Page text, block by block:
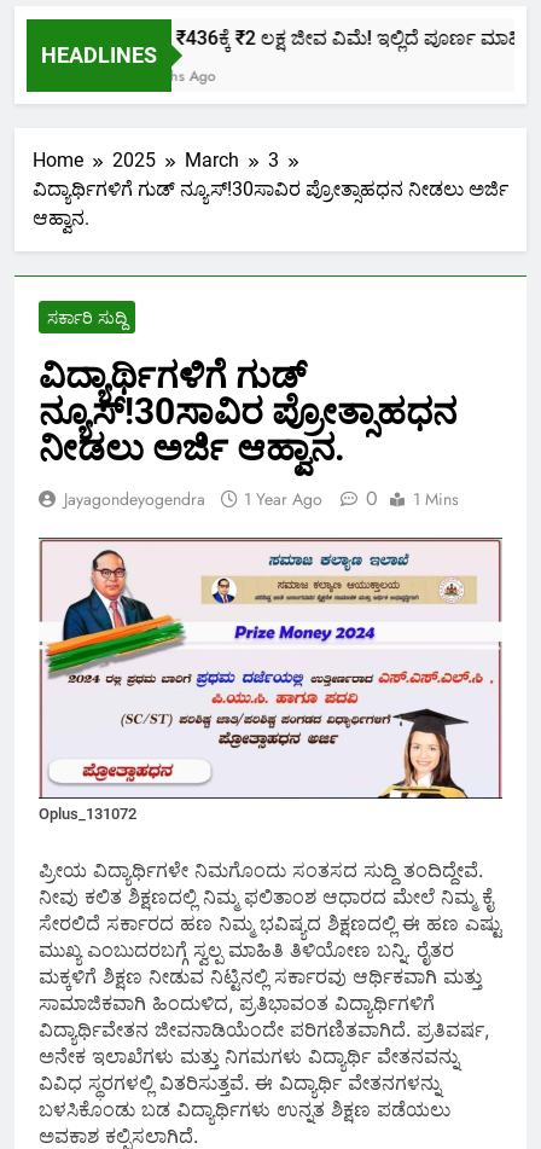
HEADLINES
ಕೇವಲ ₹436ಕ್ಕೆ ₹2 ಲಕ್ಷ ಜೀವ ವಿಮೆ! ಇಲ್ಲಿದೆ ಪೂರ್ಣ ಮಾಹಿತಿ.
2 Months Ago
Home 2025 March
3
ವಿದ್ಯಾರ್ಥಿಗಳಿಗೆ ಗುಡ್ ನ್ಯೂಸ್!30ಸಾವಿರ ಪ್ರೋತ್ಸಾಹಧನ ನೀಡಲು ಅರ್ಜಿ
ಆಹ್ವಾನ.
ಸರ್ಕಾರಿ ಸುದ್ದಿ
ವಿದ್ಯಾರ್ಥಿಗಳಿಗೆ ಗುಡ್
ನ್ಯೂಸ್!30ಸಾವಿರ ಪ್ರೋತ್ಸಾಹಧನ
ನೀಡಲು ಅರ್ಜಿ ಆಹ್ವಾನ.
Jayagondeyogendra 1 Year Ago 0 1 Mins
Oplus_131072
ಪ್ರೀಯ ವಿದ್ಯಾರ್ಥಿಗಳೇ ನಿಮಗೊಂದು ಸಂತಸದ ಸುದ್ದಿ ತಂದಿದ್ದೇವೆ.
ನೀವು ಕಲಿತ ಶಿಕ್ಷಣದಲ್ಲಿ ನಿಮ್ಮ ಫಲಿತಾಂಶ ಆಧಾರದ ಮೇಲೆ ನಿಮ್ಮ ಕೈ
ಸೇರಲಿದೆ ಸರ್ಕಾರದ ಹಣ ನಿಮ್ಮ ಭವಿಷ್ಯದ ಶಿಕ್ಷಣದಲ್ಲಿ ಈ ಹಣ ಎಷ್ಟು
ಮುಖ್ಯ ಎಂಬುದರಬಗ್ಗೆ ಸ್ವಲ್ಪ ಮಾಹಿತಿ ತಿಳಿಯೋಣ ಬನ್ನಿ. ರೈತರ
ಮಕ್ಕಳಿಗೆ ಶಿಕ್ಷಣ ನೀಡುವ ನಿಟ್ಟಿನಲ್ಲಿ ಸರ್ಕಾರವು ಆರ್ಥಿಕವಾಗಿ ಮತ್ತು
ಸಾಮಾಜಿಕವಾಗಿ ಹಿಂದುಳಿದ, ಪ್ರತಿಭಾವಂತ ವಿದ್ಯಾರ್ಥಿಗಳಿಗೆ
ವಿದ್ಯಾರ್ಥಿವೇತನ ಜೀವನಾಡಿಯೆಂದೇ ಪರಿಗಣಿತವಾಗಿದೆ. ಪ್ರತಿವರ್ಷ,
ಅನೇಕ ಇಲಾಖೆಗಳು ಮತ್ತು ನಿಗಮಗಳು ವಿದ್ಯಾರ್ಥಿ ವೇತನವನ್ನು
ವಿವಿಧ ಸ್ಥರಗಳಲ್ಲಿ ವಿತರಿಸುತ್ತವೆ. ಈ ವಿದ್ಯಾರ್ಥಿ ವೇತನಗಳನ್ನು
ಬಳಸಿಕೊಂಡು ಬಡ ವಿದ್ಯಾರ್ಥಿಗಳು ಉನ್ನತ ಶಿಕ್ಷಣ ಪಡೆಯಲು
ಅವಕಾಶ ಕಲ್ಪಿಸಲಾಗಿದೆ.